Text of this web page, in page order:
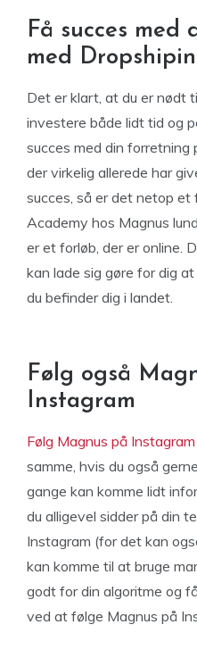
Få succes med
med
Det er klart, at du er nødt
investere både lidt tid og
succes med din
der virkelig allerede har
succes, så er det netop et
Academy hos Magnus
er et forløb, der er online.
kan lade sig gøre for dig
du befinder dig i landet.
Følg også
Instagram
Følg Magnus på Instagram
samme, hvis du også
gange kan komme lidt
du alligevel sidder på din
Instagram (for det kan
kan komme til at bruge
godt for din algoritme og
ved at følge Magnus på